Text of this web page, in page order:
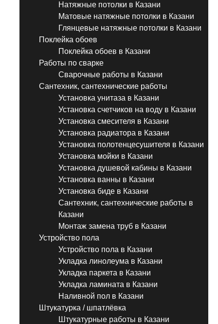
Натяжные потолки в Казани
Матовые натяжные потолки в Казани
Глянцевые натяжные потолки в Казани
Поклейка обоев
Поклейка обоев в Казани
Работы по сварке
Сварочные работы в Казани
Сантехник, сантехнические работы
Установка унитаза в Казани
Установка счетчиков на воду в Казани
Установка смесителя в Казани
Установка радиатора в Казани
Установка полотенцесушителя в Казани
Установка мойки в Казани
Установка душевой кабины в Казани
Установка ванны в Казани
Установка биде в Казани
Сантехник, сантехнические работы в
Казани
Монтаж замена труб в Казани
Устройство пола
Устройство пола в Казани
Укладка линолеума в Казани
Укладка паркета в Казани
Укладка ламината в Казани
Наливной пол в Казани
Штукатурка / шпатлёвка
Штукатурные работы в Казани